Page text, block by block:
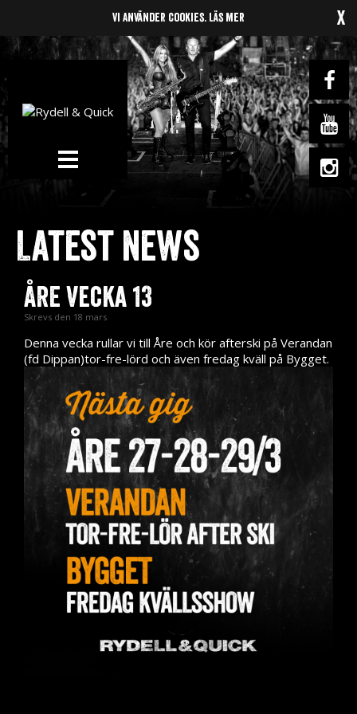
News
Music
Gigs
Gallery
Press
Teknik
Contact
Latest news
ÅRE Vecka 13
Skrevs den 18 mars
Denna vecka rullar vi till Åre och kör afterski på Verandan
(fd Dippan)tor-fre-lörd och även fredag kväll på Bygget.
Vi använder cookies. Läs mer x